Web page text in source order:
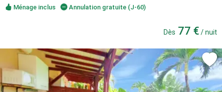
Ménage inclus Annulation gratuite (J-60)
Dès 77 € / nuit